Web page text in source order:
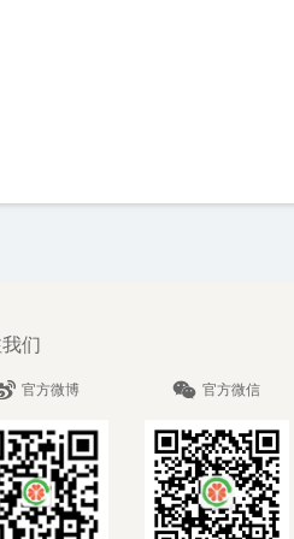
们
官方微博 官方微信